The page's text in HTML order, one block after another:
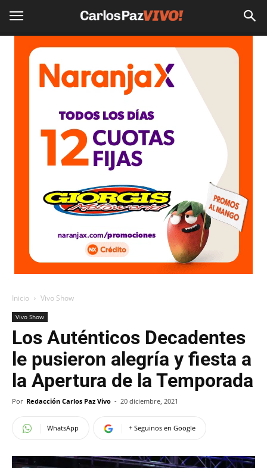
Inicio Vivo Show
Vivo Show
Los Auténticos Decadentes
le pusieron alegría y fiesta a
la Apertura de la Temporada
Por Redacción Carlos Paz Vivo - 20 diciembre, 2021
WhatsApp + Seguinos en Google